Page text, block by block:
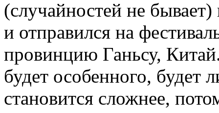
(случайностей не
и отправился на
провинцию Ганьсу,
будет особенного, будет
становится сложнее,